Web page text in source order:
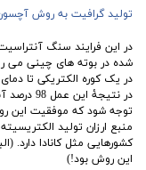
تولید گرافیت به روش
در این فرایند سنگ
شده در بوته های چینی می
در
توجه شود که موفقیت این
منبع ارزان تولید
کشورهایی مثل کانادا دارد.
این روش بود!)